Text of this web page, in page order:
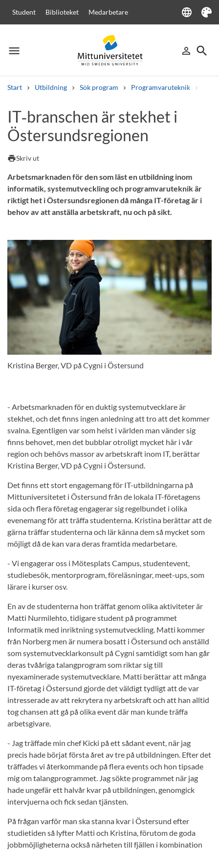
Student Biblioteket Medarbetare language
Language
Tema
menu
Meny person_outline
Logga in
search
Sök
Start Utbildning Sök program Programvaruteknik
Andra söktjänster
Kurser och programKursplaner Välkomstbrev
IT‑branschen är stekhet i
Östersundsregionen
printSkriv ut
Arbetsmarknaden för den som läst en utbildning inom
informatik, systemutveckling och programvaruteknik är
riktigt het i Östersundsregionen då många IT-företag är i
behov av att anställa arbetskraft, nu och på sikt.
Kristina Berger, VD på Cygni i Östersund
- Arbetsmarknaden för en duktig systemutvecklare är
stekhet, och det finns ingen anledning att tro att det kommer
svalna. Egentligen var som helst i världen man vänder sig
finns behovet, men det bubblar otroligt mycket här i vår
region och behövs massor av arbetskraft inom IT, berättar
Kristina Berger, VD på Cygni i Östersund.
Det finns ett stort engagemang för IT-utbildningarna på
Mittuniversitetet i Östersund från de lokala IT-företagens
sida och flera företag engagerar sig regelbundet i olika
evenemang för att träffa studenterna. Kristina berättar att de
gärna träffar studenterna och lär känna dem så mycket som
möjligt då de kan vara deras framtida medarbetare.
- Vi engagerar oss i Mötesplats Campus, studentevent,
studiebesök, mentorprogram, föreläsningar, meet-ups, som
lärare i kurser osv.
En av de studenterna hon träffat genom olika aktiviteter är
Matti Nurmilehto, tidigare student på programmet
Informatik med inriktning systemutveckling. Matti kommer
från Norberg men är numera bosatt i Östersund och anställd
som systemutvecklarkonsult på Cygni samtidigt som han går
deras tvååriga talangprogram som riktar sig till
nyexaminerade systemutvecklare. Matti berättar att många
IT-företag i Östersund gjorde det väldigt tydligt att de var
intresserade av att rekrytera ny arbetskraft och att han alltid
tog chansen att gå på olika event där man kunde träffa
arbetsgivare.
- Jag träffade min chef Kicki på ett sådant event, när jag
precis hade börjat första året av tre på utbildningen. Efter det
träffades vi återkommande på flera events och hon tipsade
mig om talangprogrammet. Jag sökte programmet när jag
hade ungefär ett halvår kvar på utbildningen, genomgick
intervjuerna och fick sedan tjänsten.
På frågan varför man ska stanna kvar i Östersund efter
studietiden så lyfter Matti och Kristina, förutom de goda
jobbmöjligheterna också närheten till fjällen i kombination